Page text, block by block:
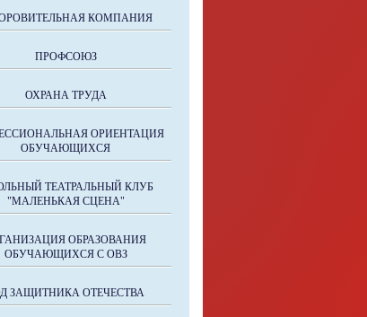
КОМПАНИЯ
ПРОФСОЮЗ
ОХРАНА ТРУДА
ОРИЕНТАЦИЯ
ОБУЧАЮЩИХСЯ
ТЕАТРАЛЬНЫЙ КЛУБ
"МАЛЕНЬКАЯ СЦЕНА"
ОБРАЗОВАНИЯ
ОБУЧАЮЩИХСЯ С ОВЗ
ЗАЩИТНИКА ОТЕЧЕСТВА